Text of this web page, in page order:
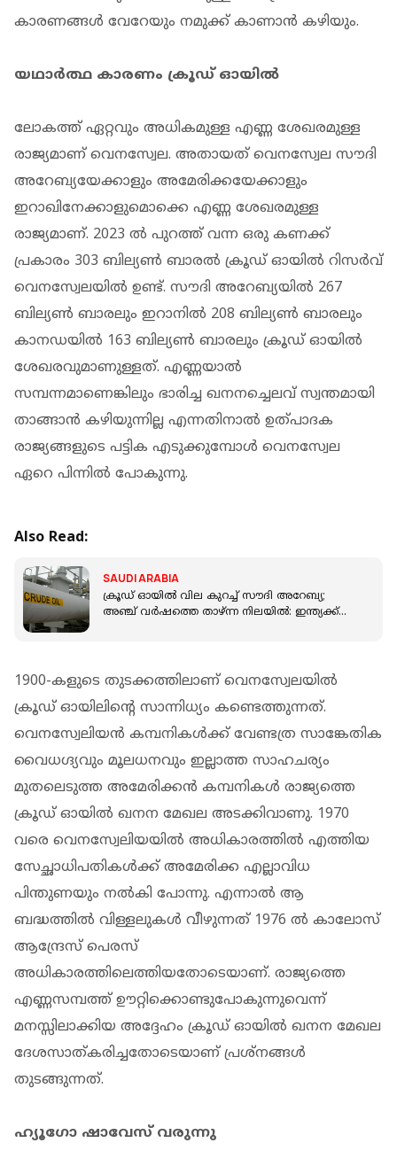
കാരണങ്ങള്‍ വേറേയും നമുക്ക് കാണാന്‍ കഴിയും.
യഥാർത്ഥ കാരണം ക്രൂഡ് ഓയില്‍
ലോകത്ത് ഏറ്റവും അധികമുള്ള എണ്ണ ശേഖരമുള്ള
രാജ്യമാണ് വെനസ്വേല. അതായത് വെനസ്വേല സൗദി
അറേബ്യയേക്കാളും അമേരിക്കയേക്കാളും
ഇറാഖിനേക്കാളുമൊക്കെ എണ്ണ ശേഖരമുള്ള
രാജ്യമാണ്. 2023 ല്‍ പുറത്ത് വന്ന ഒരു കണക്ക്
പ്രകാരം 303 ബില്യണ്‍ ബാരല്‍ ക്രൂഡ് ഓയില്‍ റിസര്‍വ്
വെനസ്വേലയില്‍ ഉണ്ട്. സൗദി അറേബ്യയില്‍‌ 267
ബില്യണ്‍ ബാരലും ഇറാനില്‍ 208 ബില്യണ്‍ ബാരലും
കാനഡയില്‍ 163 ബില്യണ്‍ ബാരലും ക്രൂഡ് ഓയില്‍
ശേഖരവുമാണുള്ളത്. എണ്ണയാല്‍
സമ്പന്നമാണെങ്കിലും ഭാരിച്ച ഖനനച്ചെലവ് സ്വന്തമായി
താങ്ങാന്‍ കഴിയുന്നില്ല എന്നതിനാല്‍ ഉത്പാദക
രാജ്യങ്ങളുടെ പട്ടിക എടുക്കുമ്പോള്‍ വെനസ്വേല
ഏറെ പിന്നില്‍ പോകുന്നു.
Also Read:
SAUDI ARABIA
ക്രൂഡ് ഓയിൽ വില കുറച്ച് സൗദി അറേബ്യ;
അഞ്ച് വർഷത്തെ താഴ്ന്ന നിലയിൽ: ഇന്ത്യക്ക്
1900-കളുടെ തുടക്കത്തിലാണ് വെനസ്വേലയില്‍
ക്രൂഡ് ഓയിലിന്‍റെ സാന്നിധ്യം കണ്ടെത്തുന്നത്.
വെനസ്വേലിയന്‍ കമ്പനികള്‍ക്ക് വേണ്ടത്ര സാങ്കേതിക
വൈധഗ്ദ്യവും മൂലധനവും ഇല്ലാത്ത സാഹചര്യം
മുതലെടുത്ത അമേരിക്കന്‍ കമ്പനികള്‍ രാജ്യത്തെ
ക്രൂഡ് ഓയില്‍ ഖനന മേഖല അടക്കിവാണു. 1970
വരെ വെനസ്വേലിയയില്‍ അധികാരത്തില്‍ എത്തിയ
സേച്ഛാധിപതികള്‍ക്ക് അമേരിക്ക എല്ലാവിധ
പിന്തുണയും നല്‍കി പോന്നു. എന്നാല്‍ ആ
ബദ്ധത്തില്‍ വിള്ളലുകള്‍ വീഴുന്നത് 1976 ല്‍ കാലോസ്
ആന്ദ്രേസ് പെരസ്
അധികാരത്തിലെത്തിയതോടെയാണ്. രാജ്യത്തെ
എണ്ണസമ്പത്ത് ഊറ്റിക്കൊണ്ടുപോകുന്നുവെന്ന്
മനസ്സിലാക്കിയ അദ്ദേഹം ക്രൂഡ് ഓയില്‍ ഖനന മേഖല
ദേശസാത്കരിച്ചതോടെയാണ് പ്രശ്നങ്ങള്‍
തുടങ്ങുന്നത്.
ഹ്യൂഗോ ഷാവേസ് വരുന്നു